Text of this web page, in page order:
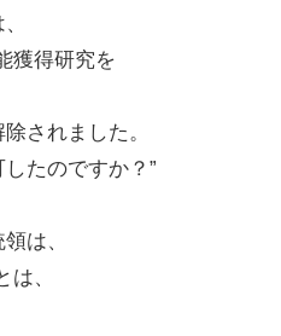
獲得研究を
されました。
たのですか？”
は、
、